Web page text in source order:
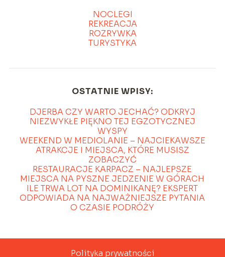
NOCLEGI
REKREACJA
ROZRYWKA
TURYSTYKA
OSTATNIE WPISY:
DJERBA CZY WARTO JECHAĆ? ODKRYJ
NIEZWYKŁE PIĘKNO TEJ EGZOTYCZNEJ
WYSPY
WEEKEND W MEDIOLANIE – NAJCIEKAWSZE
ATRAKCJE I MIEJSCA, KTÓRE MUSISZ
ZOBACZYĆ
RESTAURACJE KARPACZ – NAJLEPSZE
MIEJSCA NA PYSZNE JEDZENIE W GÓRACH
ILE TRWA LOT NA DOMINIKANĘ? EKSPERT
ODPOWIADA NA NAJWAŻNIEJSZE PYTANIA
O CZASIE PODRÓŻY
Polityka prywatności